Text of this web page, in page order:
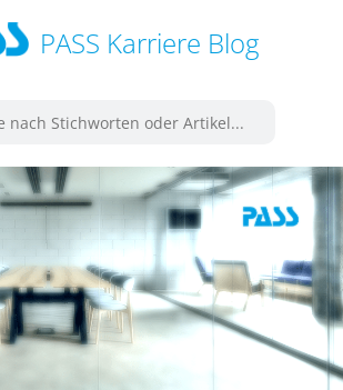
PASS Karriere Blog